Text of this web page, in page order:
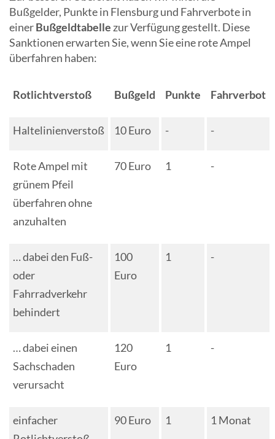
Bußgelder, Punkte in Flensburg und Fahrverbote in
einerBußgeldtabelle zur Verfügung gestellt. Diese
Sanktionen erwarten Sie, wenn Sie eine rote Ampel
überfahren haben:
Rotlichtverstoß Bußgeld Punkte Fahrverbot
Haltelinienverstoß 10 Euro - -
Rote Ampel mit
grünem Pfeil
überfahren ohne
anzuhalten
70 Euro 1 -
… dabei den Fuß-
oder
Fahrradverkehr
behindert
100
Euro
1 -
… dabei einen
Sachschaden
verursacht
120
Euro
1 -
einfacher
90 Euro 1 1 Monat